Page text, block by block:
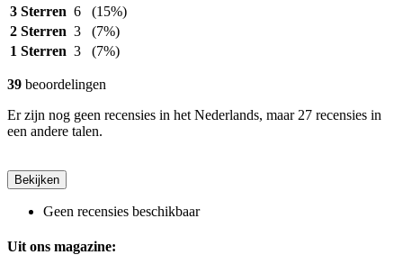
3 Sterren 6
(15%)
2 Sterren 3
(7%)
1 Sterren 3 (7%)
39 beoordelingen
Er zijn nog geen recensies in het Nederlands, maar 27 recensies in
een andere talen.
Bekijken
Geen recensies beschikbaar
Uit ons magazine: